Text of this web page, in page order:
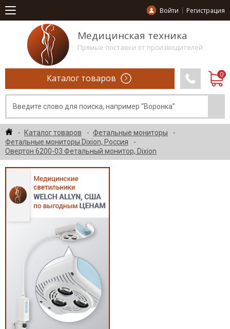
Войти Регистрация
Медицинская техника
Прямые поставки от производителей
Каталог товаров
Каталог товаров
Фетальные мониторы
Фетальные мониторы Dixion, Россия
Овертон 6200-03 Фетальный монитор, Dixion